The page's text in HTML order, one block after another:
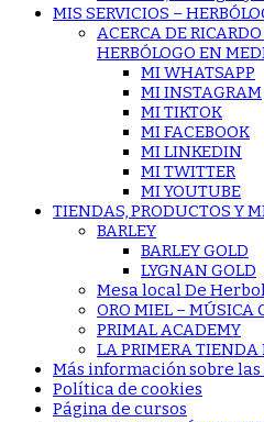
MIS SERVICIOS –
ACERCA DE
HERBÓLOGO EN
MI WHATSAPP
MI INSTAGRAM
MI TIKTOK
MI FACEBOOK
MI LINKEDIN
MI TWITTER
MI YOUTUBE
TIENDAS, PRODUCTOS Y
BARLEY
BARLEY GOLD
LYGNAN GOLD
Mesa local De
ORO MIEL – MÚSICA
PRIMAL ACADEMY
LA PRIMERA
Más información sobre
Política de cookies
Página de cursos